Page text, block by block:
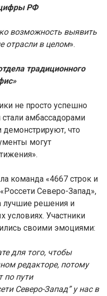
РФ
возможность выявить
отрасли в целом».
традиционного
не просто успешно
амбассадорами
что
могут
команда «4667 строк и
Северо-Запад»,
лучшие решения и
условиях. Участники
своими эмоциями:
для того, чтобы
редакторе, потому
по пути
Северо-Запад” у нас в